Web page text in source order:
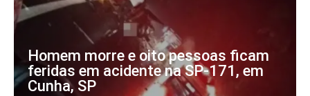
Homem morre e oito pessoas ficam
feridas em acidente na SP-171, em
Cunha, SP